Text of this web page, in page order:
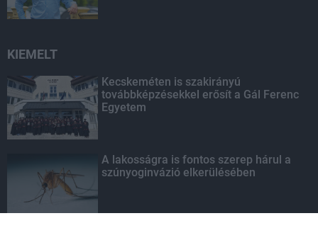
KIEMELT
Kecskeméten is szakirányú
továbbképzésekkel erősít a Gál Ferenc
Egyetem
A lakosságra is fontos szerep hárul a
szúnyoginvázió elkerülésében